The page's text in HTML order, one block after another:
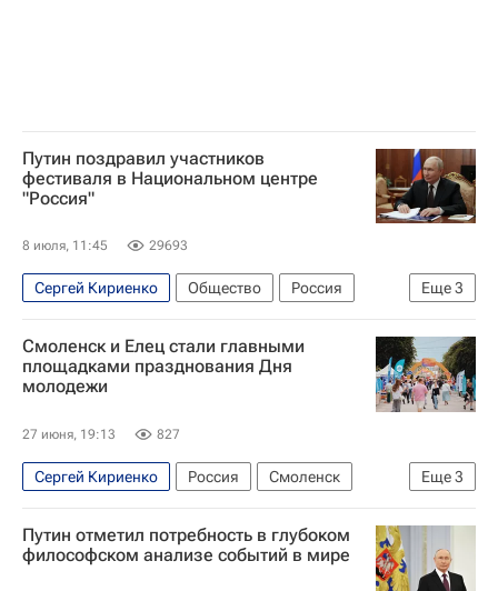
Путин поздравил участников
фестиваля в Национальном центре
"Россия"
8 июля, 11:45 29693
Еще3
Сергей Кириенко Общество
Россия
Москва
Владимир Путин Праздники
Смоленск и Елец стали главными
площадками празднования Дня
молодежи
27 июня, 19:13 827
Еще3
Сергей Кириенко Россия
Смоленск
Елец
Владимир Путин Григорий Гуров
Путин отметил потребность в глубоком
философском анализе событий в мире